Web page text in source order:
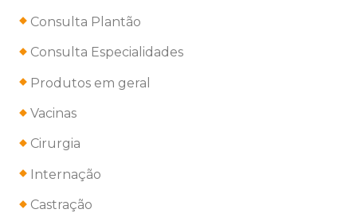
Consulta Plantão
Consulta Especialidades
Produtos em geral
Vacinas
Cirurgia
Internação
Castração